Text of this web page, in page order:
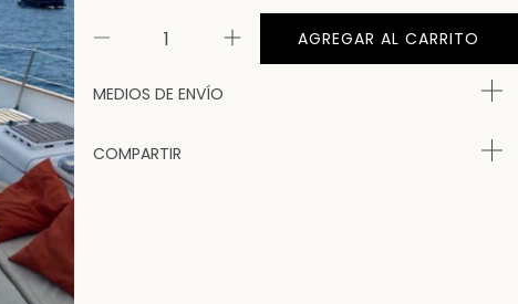
MEDIOS DE ENVÍO
COMPARTIR